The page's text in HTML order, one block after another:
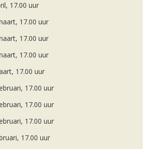
17.00 uur
17.00 uur
17.00 uur
17.00 uur
17.00 uur
17.00 uur
17.00 uur
17.00 uur
17.00 uur